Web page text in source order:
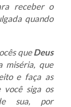
receber o
quando
queDeus
miséria, que
e faça as
você siga os
sua, por